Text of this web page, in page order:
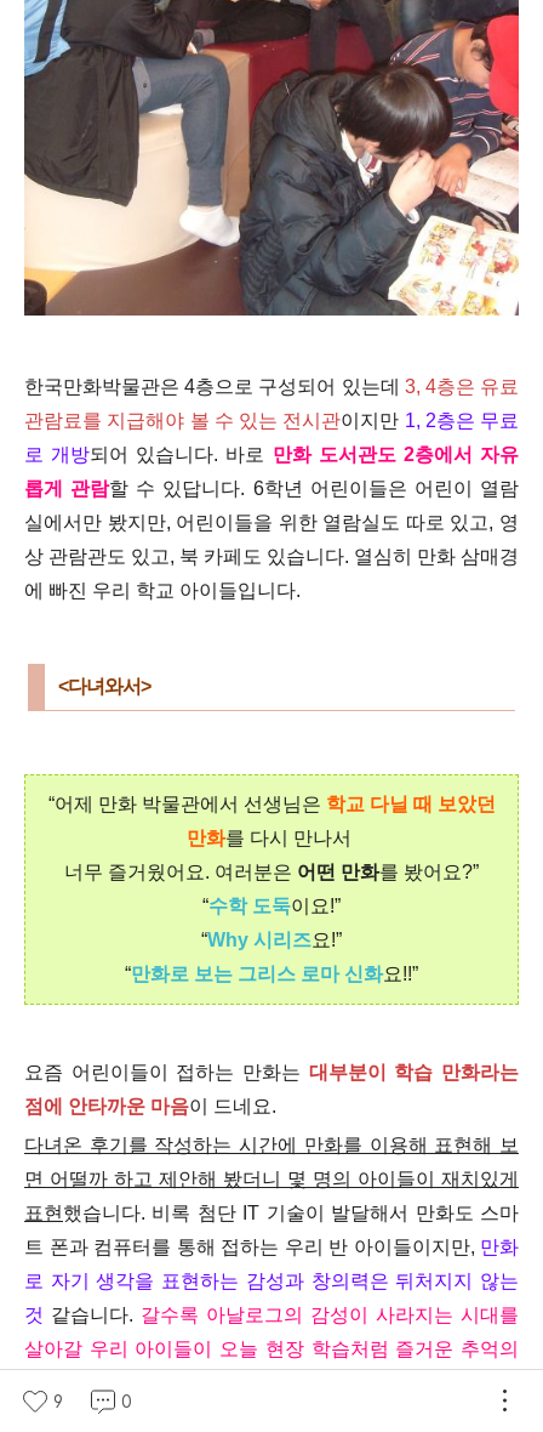
한국만화박물관은 4층으로 구성되어 있는데 3, 4층은 유료
관람료를 지급해야 볼 수 있는 전시관이지만 1, 2층은 무료
로 개방되어 있습니다. 바로 만화 도서관도 2층에서 자유
롭게 관람할 수 있답니다. 6학년 어린이들은 어린이 열람
실에서만 봤지만, 어린이들을 위한 열람실도 따로 있고, 영
상 관람관도 있고, 북 카페도 있습니다. 열심히 만화 삼매경
에 빠진 우리 학교 아이들입니다.
<다녀와서>
“어제 만화 박물관에서 선생님은 학교 다닐 때 보았던
만화를 다시 만나서
너무 즐거웠어요. 여러분은 어떤 만화를 봤어요?”
“수학 도둑이요!”
“Why 시리 즈요!”
“만화로 보는 그리스 로마 신화요!!”
요즘 어린이들이 접하는 만화는 대부분이 학습 만화라는
점에 안타까운 마음이 드네요.
다녀온 후기를 작성하는 시간에 만화를 이용해 표현해 보
면 어떨까 하고 제안해 봤더니 몇 명의 아이들이 재치있게
표현 했습니다. 비록 첨단 IT 기술이 발달해서 만화도 스마
트 폰과 컴퓨터를 통해 접하는 우리 반 아이들이지만, 만화
로 자기 생각을 표현하는 감성과 창의력은 뒤처지지 않는
것 같습니다. 갈수록 아날로그의 감성이 사라지는 시대를
살아갈 우리 아이들이 오늘 현장 학습처럼 즐거운 추억의
다.
9 0